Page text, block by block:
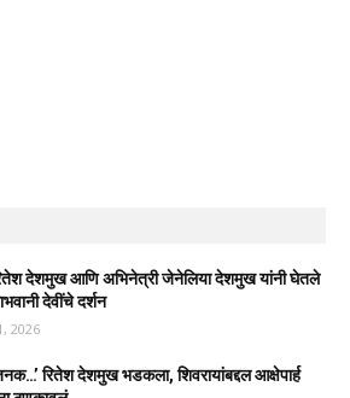
देशमुख आणि अभिनेत्री जेनेलिया देशमुख यांनी घेतले
देवींचे दर्शन
2026
रितेश देशमुख भडकला, शिवरायांबद्दल आक्षेपार्ह